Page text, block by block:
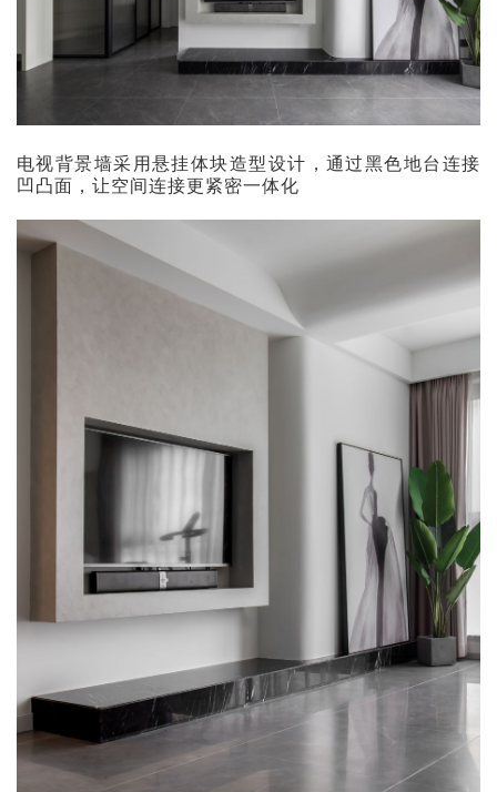
电视背景墙采用悬挂体块造型设计，通过黑色地台连接
凹凸面，让空间连接更紧密一体化